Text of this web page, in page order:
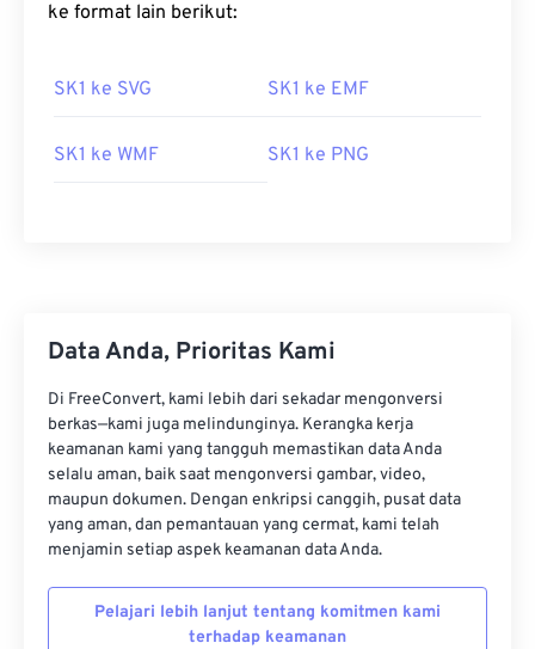
ke format lain berikut:
SK1 ke SVG SK1 ke EMF
SK1 ke WMF SK1 ke PNG
Data Anda, Prioritas Kami
Di FreeConvert, kami lebih dari sekadar mengonversi
berkas—kami juga melindunginya. Kerangka kerja
keamanan kami yang tangguh memastikan data Anda
selalu aman, baik saat mengonversi gambar, video,
maupun dokumen. Dengan enkripsi canggih, pusat data
yang aman, dan pemantauan yang cermat, kami telah
menjamin setiap aspek keamanan data Anda.
Pelajari lebih lanjut tentang komitmen kami
terhadap keamanan